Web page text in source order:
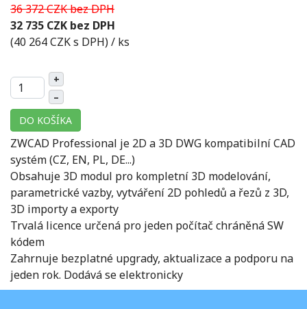
36 372 CZK bez DPH
32 735 CZK bez DPH
(40 264 CZK s DPH)/ ks
+
–
DO KOŠÍKA
ZWCAD Professional je 2D a 3D DWG kompatibilní CAD
systém (CZ, EN, PL, DE...)
Obsahuje 3D modul pro kompletní 3D modelování,
parametrické vazby, vytváření 2D pohledů a řezů z 3D,
3D importy a exporty
Trvalá licence určená pro jeden počítač chráněná SW
kódem
Zahrnuje bezplatné upgrady, aktualizace a podporu na
jeden rok. Dodává se elektronicky